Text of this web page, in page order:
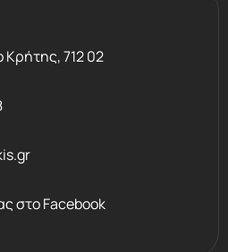
Kρήτης,712 02
στο Facebook